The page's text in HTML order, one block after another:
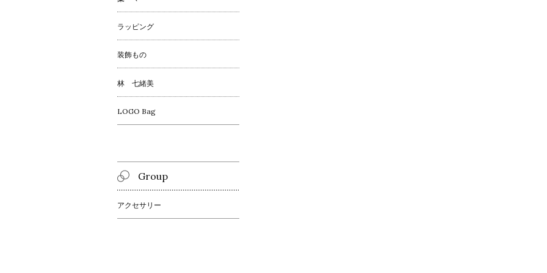
ラッピング
装飾もの
林 七緒美
LOGO Bag
Group
アクセサリー